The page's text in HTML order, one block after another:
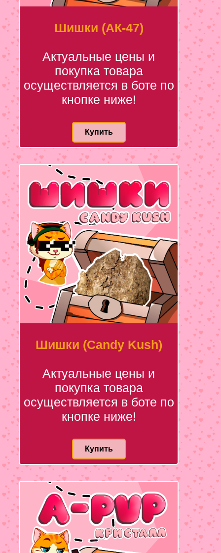
Шишки (АК-47)
Актуальные цены и
покупка товара
осуществляется в боте по
кнопке ниже!
Купить
Шишки (Candy Kush)
Актуальные цены и
покупка товара
осуществляется в боте по
кнопке ниже!
Купить